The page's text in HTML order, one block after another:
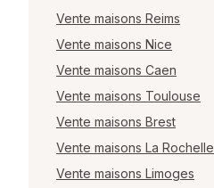
Vente maisons Reims
Vente maisons Nice
Vente maisons Caen
Vente maisons Toulouse
Vente maisons Brest
Vente maisons La Rochelle
Vente maisons Limoges